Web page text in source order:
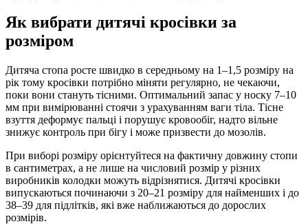
Як вибрати дитячі кросівки за
розміром
Дитяча стопа росте швидко в середньому на 1–1,5 розміру на
рік тому кросівки потрібно міняти регулярно, не чекаючи,
поки вони стануть тісними. Оптимальний запас у носку 7–10
мм при вимірюванні стоячи з урахуванням ваги тіла. Тісне
взуття деформує пальці і порушує кровообіг, надто вільне
знижує контроль при бігу і може призвести до мозолів.
При виборі розміру орієнтуйтеся на фактичну довжину стопи
в сантиметрах, а не лише на числовий розмір у різних
виробників колодки можуть відрізнятися. Дитячі кросівки
випускаються починаючи з 20–21 розміру для найменших і до
38–39 для підлітків, які вже наближаються до дорослих
розмірів.